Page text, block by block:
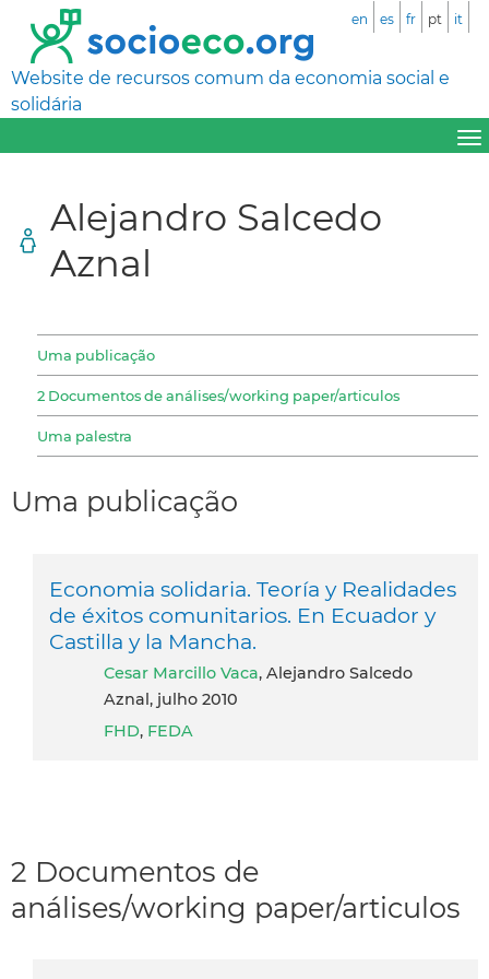
Website de recursos comum da economia social e
solidária
en es fr pt it
Alejandro Salcedo
Aznal
Uma publicação
2 Documentos de análises/working paper/articulos
Uma palestra
Uma publicação
Economia solidaria. Teoría y Realidades
de éxitos comunitarios. En Ecuador y
Castilla y la Mancha.
Cesar Marcillo Vaca, Alejandro Salcedo
Aznal, julho 2010
FHD, FEDA
2 Documentos de
análises/working paper/articulos